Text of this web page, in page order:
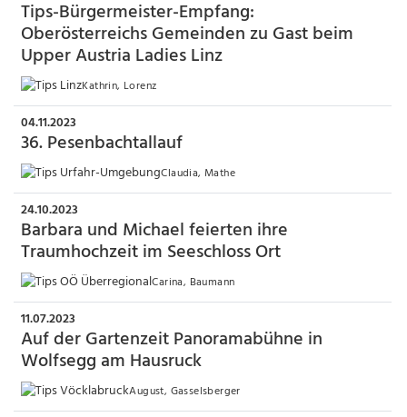
Tips-Bürgermeister-Empfang:
Oberösterreichs Gemeinden zu Gast beim
Upper Austria Ladies Linz
Kathrin, Lorenz
04.11.2023
36. Pesenbachtallauf
Claudia, Mathe
24.10.2023
Barbara und Michael feierten ihre
Traumhochzeit im Seeschloss Ort
Carina, Baumann
11.07.2023
Auf der Gartenzeit Panoramabühne in
Wolfsegg am Hausruck
August, Gasselsberger